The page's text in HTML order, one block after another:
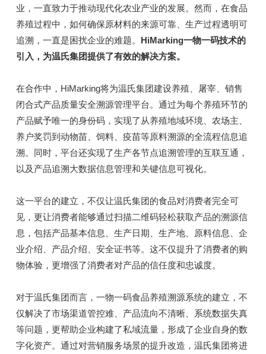
业，一直致力于推动现代化农业产业的发展。然而，在食品
养殖过程中，如何确保原材料的来源可靠、生产过程透明可
追溯，一直是困扰企业的难题。 HiMarking一物一码技术的
引入，为温氏集团提供了有效的解决方案。
在合作中，HiMarking将为温氏集团建设养殖、屠宰、销售
闭合式产品质量安全溯源管理平台。通过为每个养殖环节的
产品赋予唯一的身份码，实现了从养殖地域环境、农场主、
养户奖罚到动物苗、饲料、疫苗等原料溯源的全流程信息追
溯。同时，平台还实现了生产各节点追溯管理的互联互通，
以及产品追溯大数据信息管理和关键信息可视化。
这一平台的建立，不仅让温氏集团的食品对消费者完全可
见，更让消费者能够通过扫描二维码轻松获取产品的溯源信
息，包括产品基本信息、生产日期、生产地、原料信息、企
业介绍、产品介绍、安全证书等。这不仅提升了消费者的购
物体验，更增强了消费者对产品的信任度和忠诚度。
对于温氏集团而言，一物一码食品养殖溯源系统的建立，不
仅解决了市场渠道管控难、产品流向不清晰、系统数据失真
等问题，更帮助企业构建了私域流量，形成了企业自身的数
字化资产。通过对营销服务场景的提升改造，温氏集团将进